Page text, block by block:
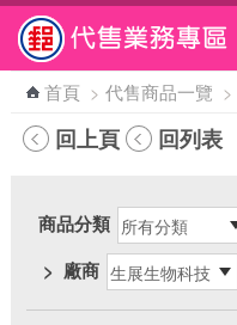
跳到主要內容區塊
首頁 > 代售商品一覽 >
回上頁 回列表
商品分類
> 廠商